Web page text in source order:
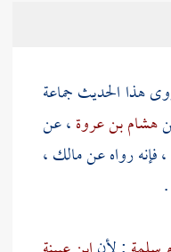
هذا الحديث جماعة
هشام بن عروة، عن
، فإنه رواه عنمالك،
.